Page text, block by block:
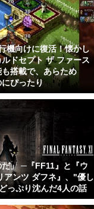
機向けに復活！懐かし
ドセプト ザ ファース
搭載で、あらため
ぴったり
だ」 ─『FF11』と『ウ
アンツ ダフネ』、"優し
っぷり沈んだ4人の話